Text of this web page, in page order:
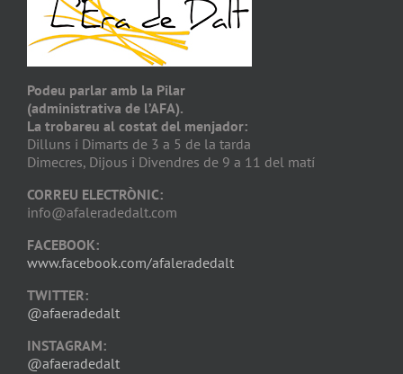
Podeu parlar amb la Pilar
(administrativa de l’AFA).
La trobareu al costat del menjador:
Dilluns i Dimarts de 3 a 5 de la tarda
Dimecres, Dijous i Divendres de 9 a 11 del matí
CORREU ELECTRÒNIC:
info@afaleradedalt.com
FACEBOOK:
www.facebook.com/afaleradedalt
TWITTER:
@afaeradedalt
INSTAGRAM:
@afaeradedalt